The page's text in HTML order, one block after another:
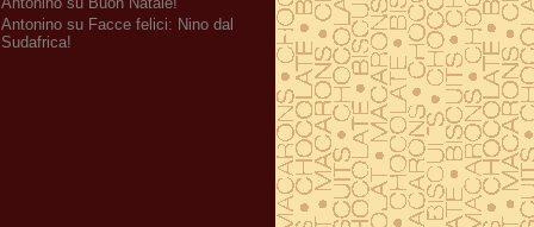
Antonino su Facce felici: Nino dal
Sudafrica!